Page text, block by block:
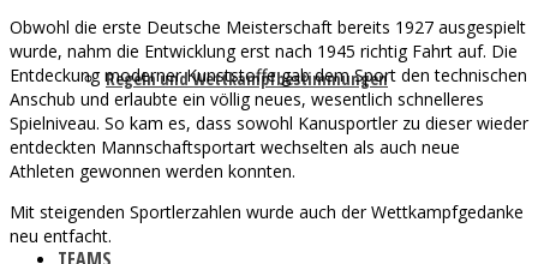
Regeln und Wettkampfbestimmungen
Obwohl die erste Deutsche Meisterschaft bereits 1927 ausgespielt
wurde, nahm die Entwicklung erst nach 1945 richtig Fahrt auf. Die
Entdeckung moderner Kunststoffe gab dem Sport den technischen
Anschub und erlaubte ein völlig neues, wesentlich schnelleres
Spielniveau. So kam es, dass sowohl Kanusportler zu dieser wieder
entdeckten Mannschaftsportart wechselten als auch neue
Athleten gewonnen werden konnten.
Mit steigenden Sportlerzahlen wurde auch der Wettkampfgedanke
neu entfacht.